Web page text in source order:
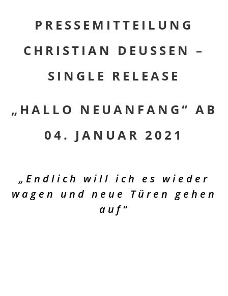
PRESSEMITTEILUNG
CHRISTIAN DEUSSEN –
SINGLE RELEASE
„HALLO NEUANFANG“ AB
04. JANUAR 2021
„Endlich will ich es wieder
wagen und neue Türen gehen
auf“